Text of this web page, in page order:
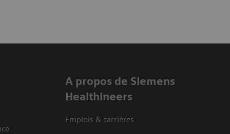
A propos de Siemens
Healthineers
Emplois & carrières